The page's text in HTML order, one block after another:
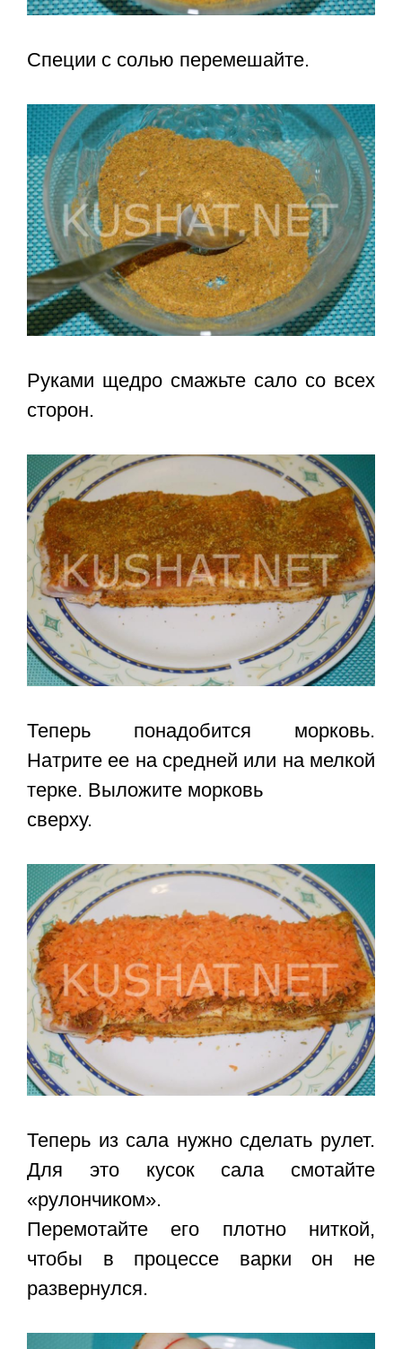
Специи с солью перемешайте.
Руками щедро смажьте сало со всех
сторон.
Теперь понадобится морковь.
Натрите ее на средней или на мелкой
терке. Выложите морковь
сверху.
Теперь из сала нужно сделать рулет.
Для это кусок сала смотайте
«рулончиком».
Перемотайте его плотно ниткой,
чтобы в процессе варки он не
развернулся.